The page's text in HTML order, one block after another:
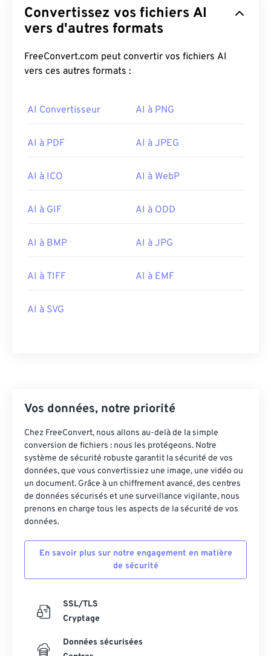
Sortie initiale :1992
Convertissez vos fichiers AI
vers d'autres formats
FreeConvert.com peut convertir vos fichiers AI
vers ces autres formats :
AI Convertisseur AI à PNG
AI à PDF AI à JPEG
AI à ICO AI à WebP
AI à GIF AI à ODD
AI à BMP AI à JPG
AI à TIFF AI à EMF
AI à SVG
Vos données, notre priorité
Chez FreeConvert, nous allons au-delà de la simple
conversion de fichiers : nous les protégeons. Notre
système de sécurité robuste garantit la sécurité de vos
données, que vous convertissiez une image, une vidéo ou
un document. Grâce à un chiffrement avancé, des centres
de données sécurisés et une surveillance vigilante, nous
prenons en charge tous les aspects de la sécurité de vos
données.
En savoir plus sur notre engagement en matière
de sécurité
SSL/TLS
Cryptage
Données sécurisées